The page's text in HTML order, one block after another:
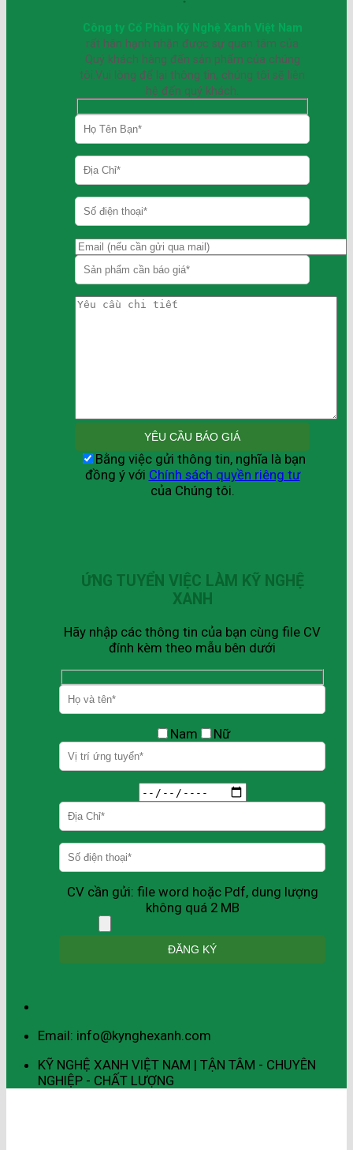
Công ty Cổ Phần Kỹ Nghệ Xanh Việt Nam
rất hân hạnh nhận được sự quan tâm của
Quý khách hàng đến sản phẩm của chúng
tôi.Vui lòng để lại thông tin, chúng tôi sẽ liên
hệ đến quý khách.
Bằng việc gửi thông tin, nghĩa là bạn
đồng ý với Chính sách quyền riêng tư
của Chúng tôi.
ỨNG TUYỂN VIỆC LÀM KỸ NGHỆ
XANH
Hãy nhập các thông tin của bạn cùng file CV
đính kèm theo mẫu bên dưới
Nam Nữ
CV cần gửi: file word hoặc Pdf, dung lượng
không quá 2 MB
Email: info@kynghexanh.com
KỸ NGHỆ XANH VIỆT NAM | TẬN TÂM - CHUYÊN
NGHIỆP - CHẤT LƯỢNG